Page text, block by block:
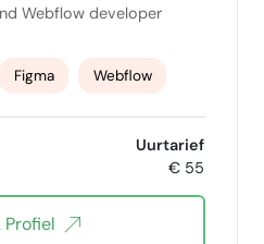
Webflow developer
Figma Webflow
Uurtarief
€ 55
Profiel